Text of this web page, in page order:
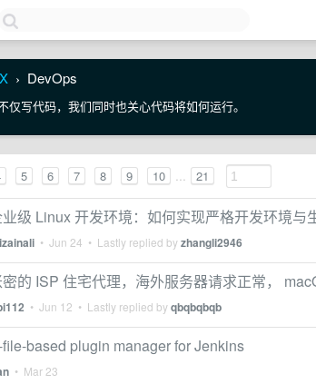
› DevOps
仅写代码，我们同时也关心代码将如何运行。
5 6 7 8 9 10 ... 21
级 Linux 开发环境：如何实现严格开发环境与
• Jun 24 • Lastly replied byzhangli2946
的 ISP 住宅代理，海外服务器请求正常，
• Jun 12 • Lastly replied byqbqbqbqb
based plugin manager for Jenkins
• Mar 23